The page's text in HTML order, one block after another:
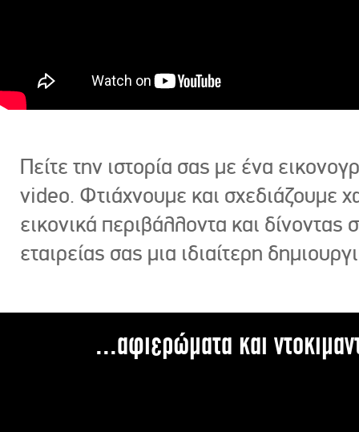
Πείτε την ιστορία σας με ένα
video. Φτιάχνουμε και σχεδιάζουμε
εικονικά περιβάλλοντα και δίνοντας
εταιρείας σας μια ιδιαίτερη
...αφιερώματα και